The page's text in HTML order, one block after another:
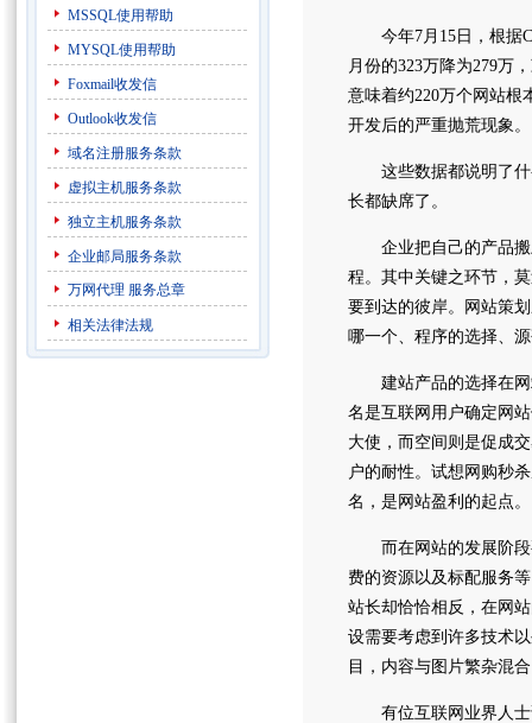
MSSQL使用帮助
MYSQL使用帮助
Foxmail收发信
Outlook收发信
域名注册服务条款
虚拟主机服务条款
独立主机服务条款
企业邮局服务条款
万网代理 服务总章
相关法律法规
今年7月15日，根据
月份的323万降为279万
意味着约220万个网站根
开发后的严重抛荒现象。
这些数据都说明了什
长都缺席了。
企业把自己的产品搬
程。其中关键之环节，
要到达的彼岸。网站策
哪一个、程序的选择、
建站产品的选择在网
名是互联网用户确定网
大使，而空间则是促成
户的耐性。试想网购秒
名，是网站盈利的起点。
而在网站的发展阶段
费的资源以及标配服务
站长却恰恰相反，在网
设需要考虑到许多技术
目，内容与图片繁杂混
有位互联网业界人士